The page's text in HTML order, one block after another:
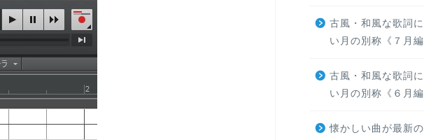
古風・和風な歌詞
い月の別称《７月編
古風・和風な歌詞
い月の別称《６月編
懐かしい曲が最新